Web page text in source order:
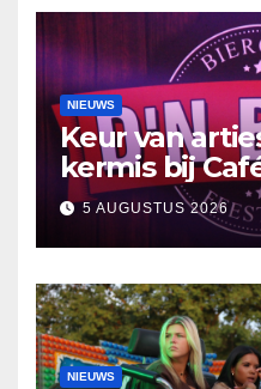
NIEUWS
Keur van
kermis bij
5 AUGUSTUS 2026
NIEUWS